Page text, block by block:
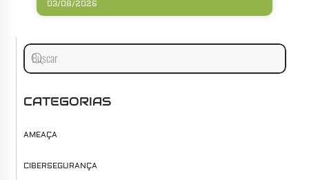
03/08/2026
CATEGORIAS
AMEAÇA
CIBERSEGURANÇA